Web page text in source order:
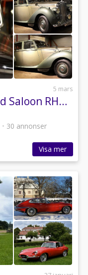
5 mars
Bentley Mark VI Standard Saloon RHD Renoverad!
• 30 annonser
Visa mer